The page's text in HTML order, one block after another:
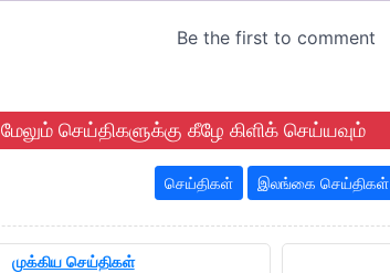
மேலும் செய்திகளுக்கு கீழே கிளிக் செய்யவும்
செய்திகள் இலங்கை செய்திகள்
முக்கிய செய்திகள்